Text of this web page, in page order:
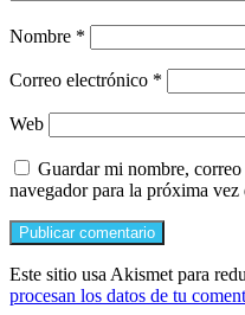
Nombre *
Correo electrónico *
Web
Guardar mi nombre,
navegador para la próxima
Este sitio usa Akismet para
procesan los datos de tu